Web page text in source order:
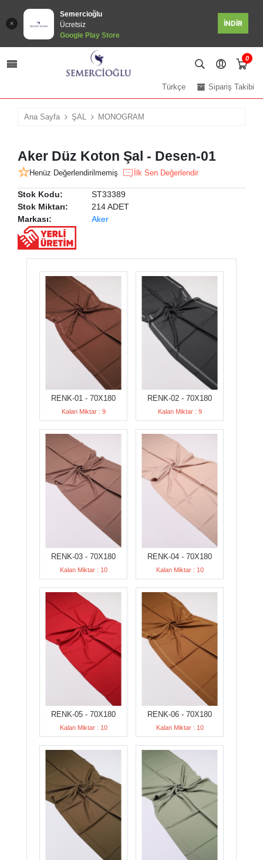
Semercioğlu
Ücretsiz
Google Play Store
İNDİR
0
Sipariş Takibi
Türkçe
Ana Sayfa ŞAL MONOGRAM
Aker Düz Koton Şal - Desen-01
Henüz Değerlendirilmemiş İlk Sen Değerlendir
Stok Kodu:
ST33389
Stok Miktarı:
214 ADET
Markası:
Aker
RENK-01 - 70X180
Kalan Miktar : 9
RENK-02 - 70X180
Kalan Miktar : 9
RENK-03 - 70X180
Kalan Miktar : 10
RENK-04 - 70X180
Kalan Miktar : 10
RENK-05 - 70X180
Kalan Miktar : 10
RENK-06 - 70X180
Kalan Miktar : 10